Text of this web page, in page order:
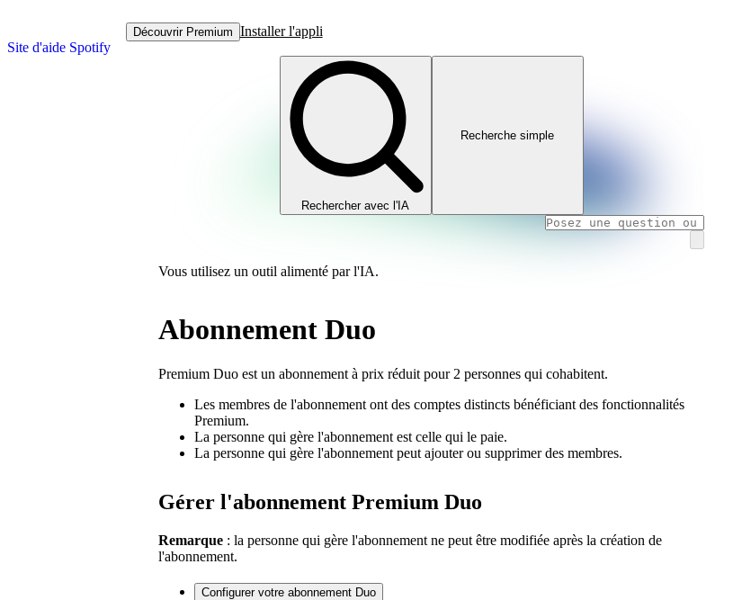
Site d'aide Spotify
Découvrir Premium Installer l'appli
Rechercher avec l'IA
Recherche simple
Vous utilisez un outil alimenté par l'IA.
Abonnement Duo
Premium Duo est un abonnement à prix réduit pour 2 personnes qui cohabitent.
Les membres de l'abonnement ont des comptes distincts bénéficiant des fonctionnalités
Premium.
La personne qui gère l'abonnement est celle qui le paie.
La personne qui gère l'abonnement peut ajouter ou supprimer des membres.
Gérer l'abonnement Premium Duo
Remarque : la personne qui gère l'abonnement ne peut être modifiée après la création de
l'abonnement.
Configurer votre abonnement Duo